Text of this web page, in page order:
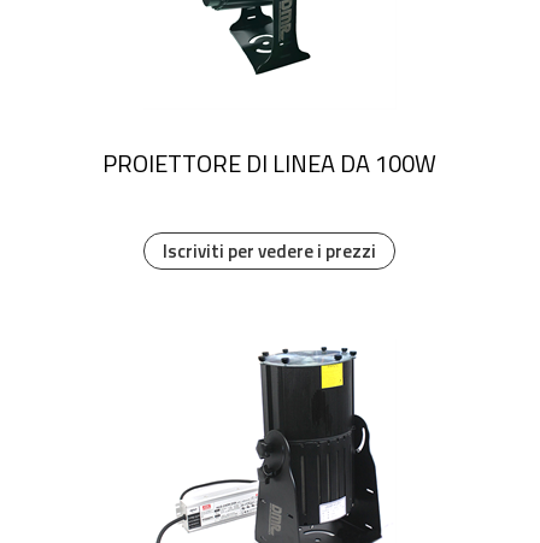
Iscriviti per vedere i prezzi
PROIETTORE DI LINEA DA 100W